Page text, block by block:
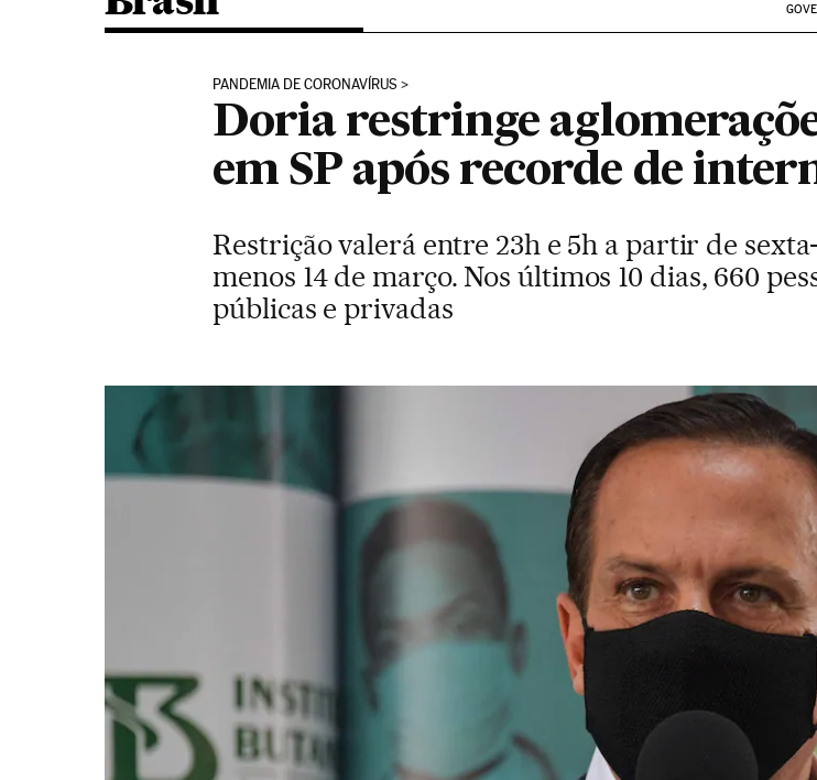
PANDEMIA DE CORONAVÍRUS
Doria restringe
em SP após recorde de
Restrição valerá entre 23h e 5h a partir de
menos 14 de março. Nos últimos 10 dias, 660
públicas e privadas